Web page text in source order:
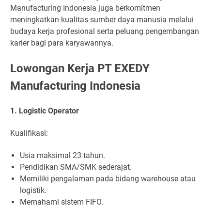
Manufacturing Indonesia juga berkomitmen
meningkatkan kualitas sumber daya manusia melalui
budaya kerja profesional serta peluang pengembangan
karier bagi para karyawannya.
Lowongan Kerja PT EXEDY
Manufacturing Indonesia
1. Logistic Operator
Kualifikasi:
Usia maksimal 23 tahun.
Pendidikan SMA/SMK sederajat.
Memiliki pengalaman pada bidang warehouse atau
logistik.
Memahami sistem FIFO.